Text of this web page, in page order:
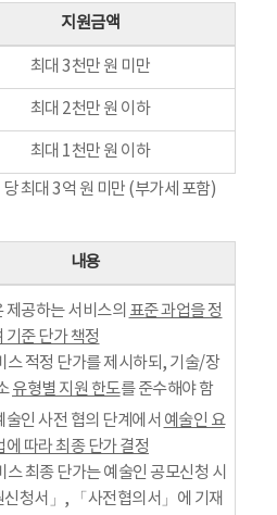
지원금액
최대 3천만 원 미만
최대 2천만 원 이하
최대 1천만 원 이하
당 최대 3억 원 미만 (부가세 포함)
내용
제공하는 서비스의 표준 과업을 정
기준 단가 책정
스 적정 단가를 제시하되, 기술/장
유형별 지원 한도를 준수해야 함
술인 사전 협의 단계에서 예술인 요
에 따라 최종 단가 결정
최종 단가는 예술인 공모신청 시
신청서」, 「사전협의서」에 기재